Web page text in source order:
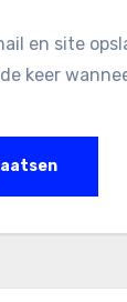
en site
keer